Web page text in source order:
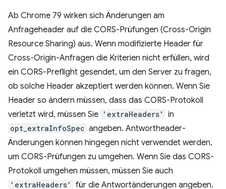
Ab Chrome 79 wirken sich Änderungen am
Anfrageheader auf die CORS-Prüfungen (Cross-Origin
Resource Sharing) aus. Wenn modifizierte Header für
Cross-Origin-Anfragen die Kriterien nicht erfüllen, wird
ein CORS-Preflight gesendet, um den Server zu fragen,
ob solche Header akzeptiert werden können. Wenn Sie
Header so ändern müssen, dass das CORS-Protokoll
verletzt wird, müssen Sie 'extraHeaders' in
opt_extraInfoSpec angeben. Antwortheader-
Änderungen können hingegen nicht verwendet werden,
um CORS-Prüfungen zu umgehen. Wenn Sie das CORS-
Protokoll umgehen müssen, müssen Sie auch
'extraHeaders' für die Antwortänderungen angeben.